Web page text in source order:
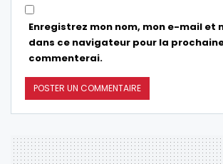
Enregistrez mon nom, mon e-mail et
dans ce navigateur pour la
commenterai.